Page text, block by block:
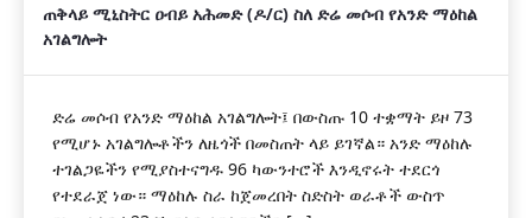
ጠቅላይ ሚኒስትር ዐብይ አሕመድ (ዶ/ር) ስለ ድሬ መሶብ የአንድ ማዕከል
አገልግሎት
ድሬ መሶብ የአንድ ማዕከል አገልግሎት፤ በውስጡ 10 ተቋማት ይዞ 73
የሚሆኑ አገልግሎቶችን ለዜጎች በመስጠት ላይ ይገኛል። አንድ ማዕከሉ
ተገልጋዬችን የሚያስተናግዱ 96 ካውንተሮች እንዲኖሩት ተደርጎ
የተደራጀ ነው። ማዕከሉ ስራ ከጀመረበት ስድስት ወራቶች ውስጥ